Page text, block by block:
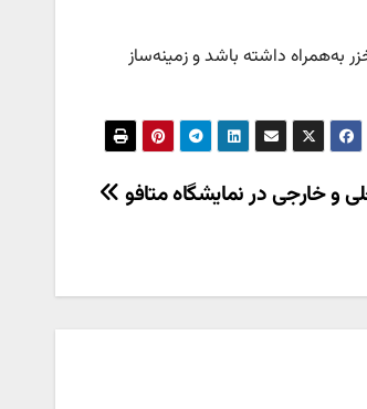
به‌همراه داشته باشد و زمینه‌ساز